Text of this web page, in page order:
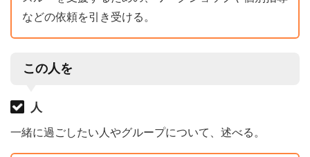
などの依頼を引き受ける。
この人を
人
一緒に過ごしたい人やグループについて、述べる。